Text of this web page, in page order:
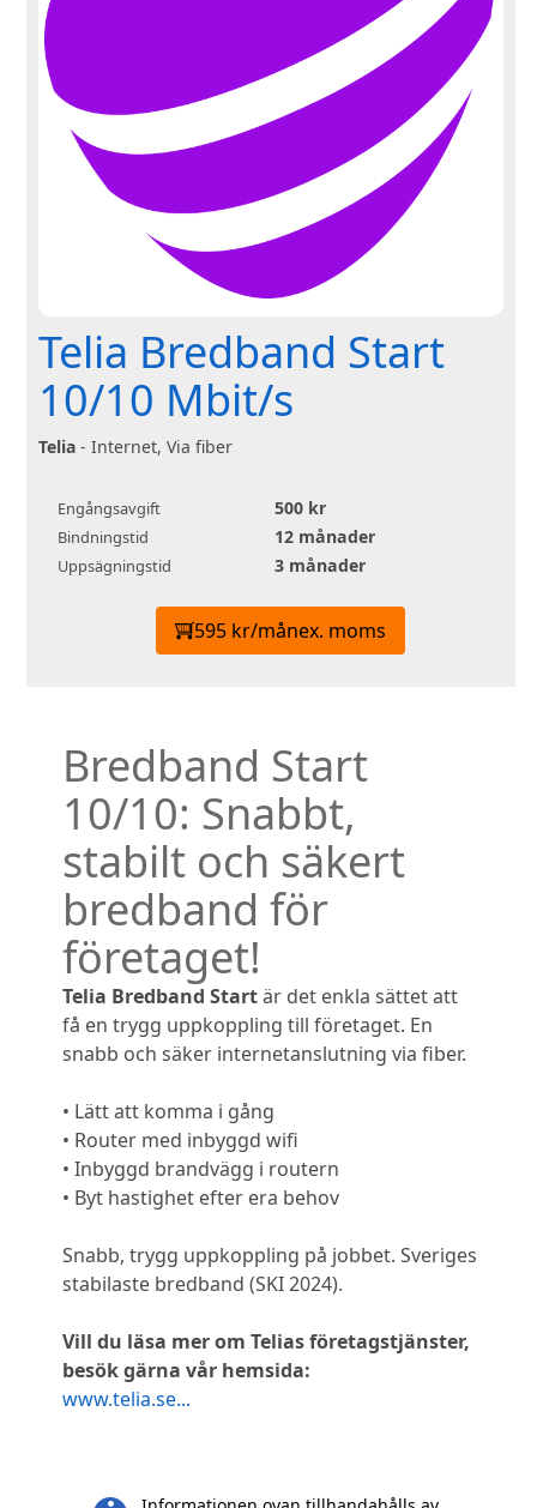
Telia Bredband Start
10/10 Mbit/s
Telia - Internet, Via fiber
Engångsavgift 500 kr
Bindningstid 12 månader
Uppsägningstid 3 månader
595 kr/månex. moms
Bredband Start
10/10: Snabbt,
stabilt och säkert
bredband för
företaget!
Telia Bredband Startär det enkla sättet att
få en trygg uppkoppling till företaget. En
snabb och säker internetanslutning via fiber.
• Lätt att komma i gång
• Router med inbyggd wifi
• Inbyggd brandvägg i routern
• Byt hastighet efter era behov
Snabb, trygg uppkoppling på jobbet. Sveriges
stabilaste bredband (SKI 2024).
Vill du läsa mer om Telias företagstjänster,
besök gärna vår hemsida:
www.telia.se...